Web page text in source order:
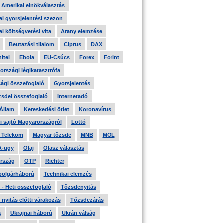
Amerikai elnökválasztás
gyorsjelentési szezon
költségvetési vita Arany elemzése
Beutazási tilalom Ciprus DAX
Ebola EU-Csúcs Forex Forint
légikatasztrófa
összefoglaló Gyorsjelentés
összefoglaló Internetadó
Kereskedési ötlet Koronavírus
sajtó Magyarországról Lottó
Telekom Magyar tőzsde MNB MOL
ügy Olaj Olasz választás
OTP Richter
Technikai elemzés
- Heti összefoglaló Tőzsdenyitás
nyitás előtti várakozás Tőzsdezárás
Ukrajnai háború Ukrán válság